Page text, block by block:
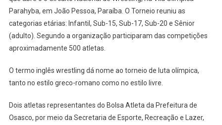
Luta
Parahyba, em João Pessoa, Paraíba. O Torneio reuniu as
categorias etárias: Infantil, Sub-15, Sub-17, Sub-20 e Sênior
(adulto). Segundo a organização participaram das competições
aproximadamente 500 atletas.
O termo inglês wrestling dá nome ao torneio de luta olímpica,
tanto no estilo greco-romano como no estilo livre.
Dois atletas representantes do Bolsa Atleta da Prefeitura de
Osasco, por meio da Secretaria de Esporte, Recreação e Lazer,